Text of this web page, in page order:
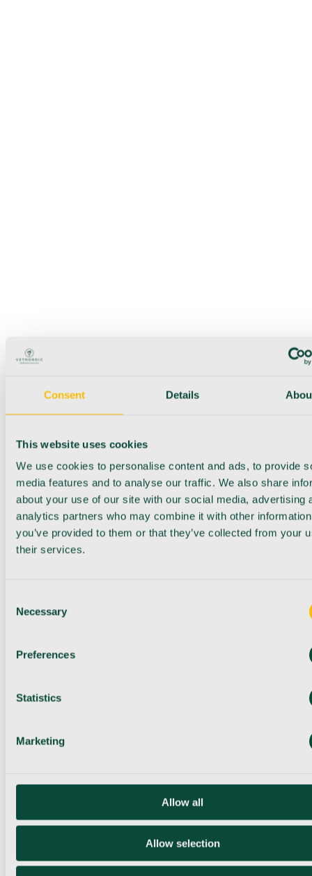
Consent Details
This website uses cookies
We use cookies to personalise content and ads, to provide
media features and to analyse our traffic. We also share
about your use of our site with our social media, advertising
analytics partners who may combine it with other
you’ve provided to them or that they’ve collected from your
their services.
Selection
Necessary
Preferences
Statistics
Marketing
Allow all
Allow selection